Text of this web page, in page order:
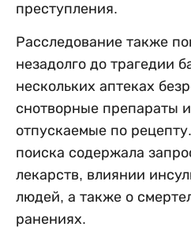
преступления.
Расследование также
незадолго до трагедии
нескольких аптеках
снотворные препараты
отпускаемые по
поиска содержала
лекарств, влиянии
людей, а также о
ранениях.